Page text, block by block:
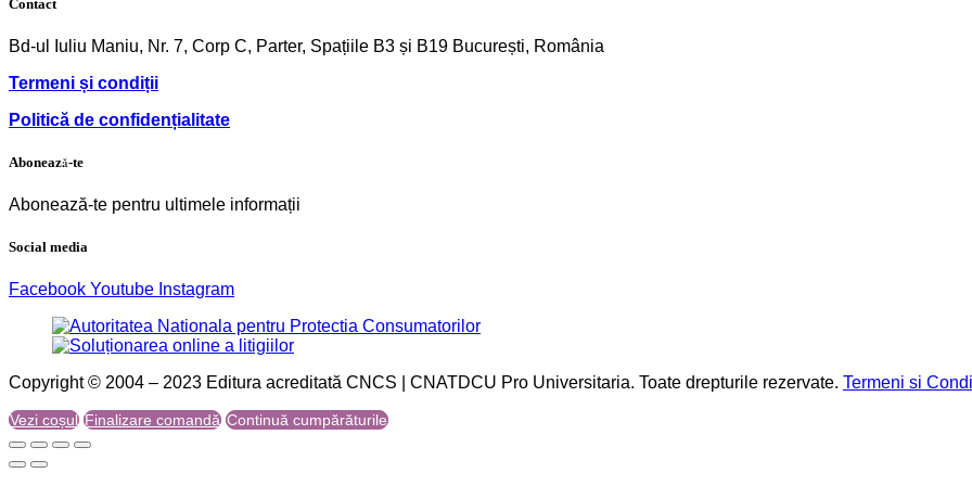
Contact
Bd-ul Iuliu Maniu, Nr. 7, Corp C, Parter, Spațiile B3 și B19 București, România
Termeni și condiții
Politică de confidențialitate
Abonează-te
Abonează-te pentru ultimele informații
Social media
Facebook Youtube Instagram
Copyright © 2004 – 2023 Editura acreditată CNCS | CNATDCU Pro Universitaria. Toate drepturile rezervate. Termeni si
Vezi coșul Finalizare comandă Continuă cumpărăturile